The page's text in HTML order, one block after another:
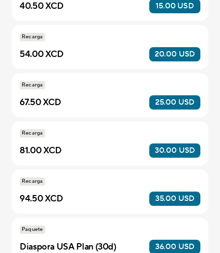
40.50 XCD 15.00 USD
Recarga
54.00 XCD 20.00 USD
Recarga
67.50 XCD 25.00 USD
Recarga
81.00 XCD 30.00 USD
Recarga
94.50 XCD 35.00 USD
Paquete
Diaspora USA Plan (30d) 36.00 USD